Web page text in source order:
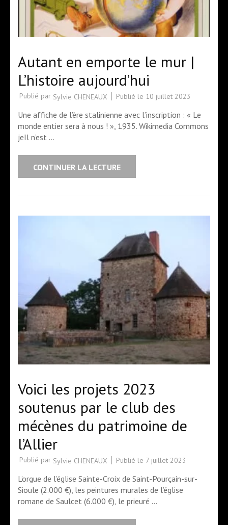
Autant en emporte le mur |
L’histoire aujourd’hui
Publié par Sylvie CHENEAUX Publié le 10 juillet 2023
Une affiche de l’ère stalinienne avec l’inscription : « Le
monde entier sera à nous ! », 1935. Wikimedia Commons
jeIl n’est …
CONTINUER LA LECTURE
Voici les projets 2023
soutenus par le club des
mécènes du patrimoine de
l’Allier
Publié par Sylvie CHENEAUX Publié le 7 juillet 2023
L’orgue de l’église Sainte-Croix de Saint-Pourçain-sur-
Sioule (2.000 €), les peintures murales de l’église
romane de Saulcet (6.000 €), le prieuré …